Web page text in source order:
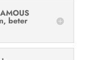
beter